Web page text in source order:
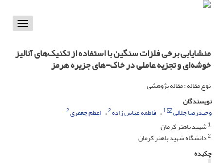
Toggle
منشایابی برخی فلزات سنگین با استفاده از تکنیک‌های آنالیز
خوشه‌ای و تجزیه عاملی در خاک-های جزیره هرمز
نوع مقاله : مقاله پژوهشی
نویسندگان
وحیدرضا جلالی
1 فاطمه عباس زاده2 اعظم جعفری2
1شهید باهنر کرمان
2دانشگاه شهید باهنر کرمان
چکیده